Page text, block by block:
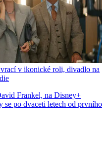
v ikonické roli, divadlo na
Frankel, na Disney+
se po dvaceti letech od prvního